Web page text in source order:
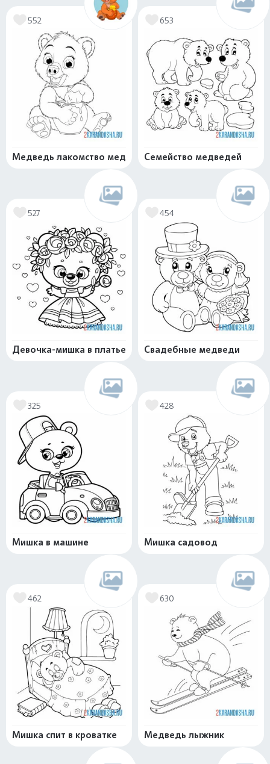
552
Медведь лакомство мед
653
Семейство медведей
527
Девочка-мишка в платье
454
Свадебные медведи
325
Мишка в машине
428
Мишка садовод
462
Мишка спит в кроватке
630
Медведь лыжник